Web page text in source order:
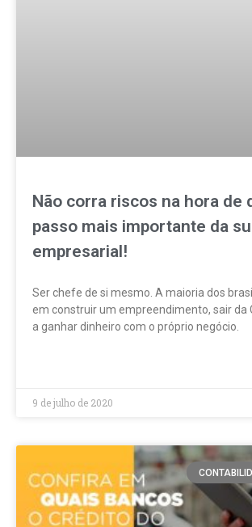
Não corra riscos na hora de
passo mais importante da
empresarial!
Ser chefe de si mesmo. A maioria dos
em construir um empreendimento, sair da
a ganhar dinheiro com o próprio negócio.
9 de julho de 2020